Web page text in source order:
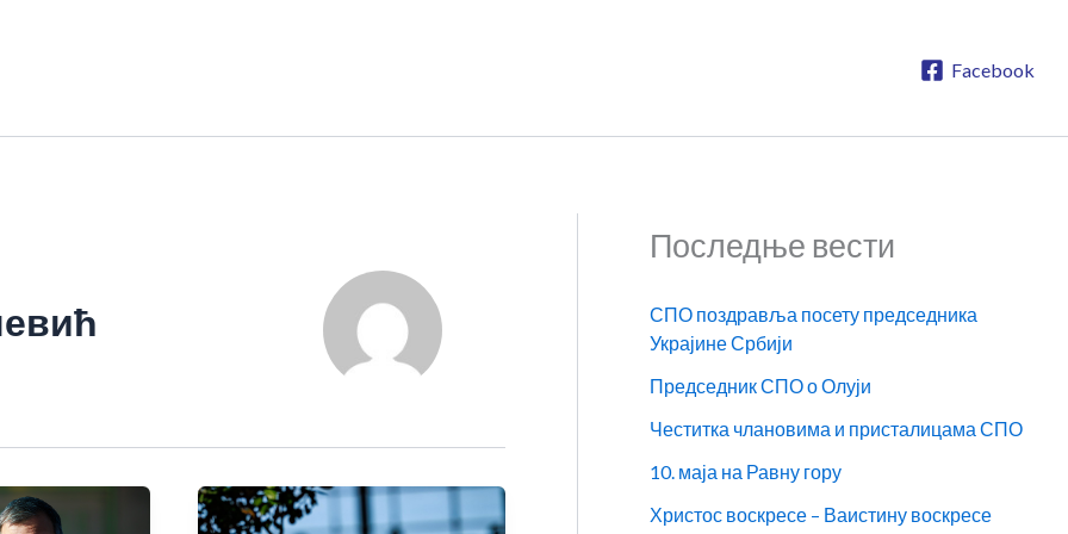
Facebook
Последње вести
СПО поздравља посету председника
Украјине Србији
Председник СПО о Олуји
Честитка члановима и присталицама СПО
10. маја на Равну гору
Христос воскресе – Ваистину воскресе